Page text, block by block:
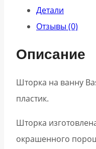
Детали
Отзывы (0)
Описание
Шторка на ванну
пластик.
Шторка
окрашенного